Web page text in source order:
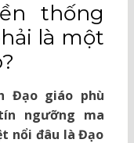
thống
là một
Đạo giáo phù
ngưỡng ma
nổi đâu là Đạo